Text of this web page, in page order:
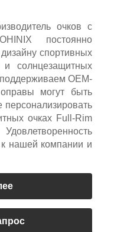
очков с
постоянно
спортивных
солнцезащитных
OEM-
могут быть
очках Full-Rim
нашей компании и